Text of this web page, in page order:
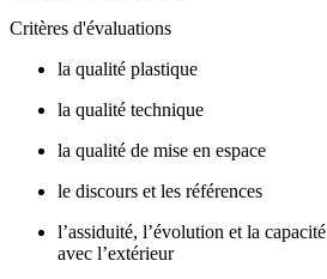
Critères d'évaluations
la qualité plastique
la qualité technique
la qualité de mise en espace
le discours et les références
l’assiduité, l’évolution et la
avec l’extérieur